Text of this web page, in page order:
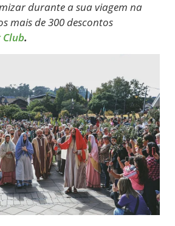
durante a sua viagem na
mais de 300 descontos
Club.